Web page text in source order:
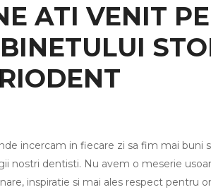
ATI VENIT
incercam in fiecare zi sa fim mai buni
nostri dentisti. Nu avem o meserie
inspiratie si mai ales respect pentru